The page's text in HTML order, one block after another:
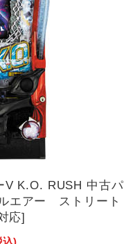
V K.O. RUSH 中古パ
エアー ストリート
応]